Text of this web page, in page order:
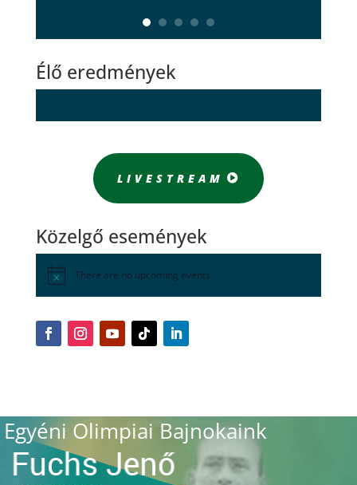
Élő eredmények
LIVESTREAM
Közelgő események
There are no upcoming events.
Egyéni Olimpiai Bajnokaink